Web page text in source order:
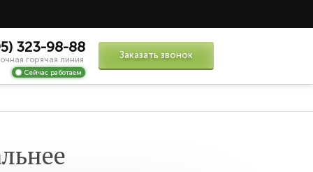
323-98-88
горячая линия
Сейчас работаем
Заказать звонок